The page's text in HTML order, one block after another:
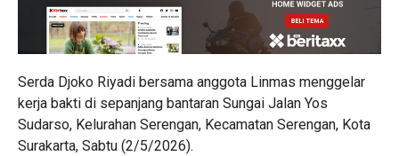
Serda Djoko Riyadi bersama anggota Linmas menggelar
kerja bakti di sepanjang bantaran Sungai Jalan Yos
Sudarso, Kelurahan Serengan, Kecamatan Serengan, Kota
Surakarta, Sabtu (2/5/2026).